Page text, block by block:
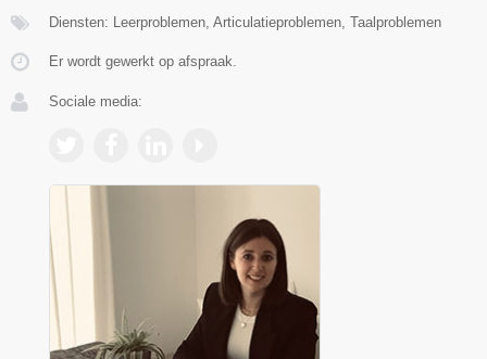
Diensten: Leerproblemen, Articulatieproblemen, Taalproblemen
Er wordt gewerkt op afspraak.
Sociale media: